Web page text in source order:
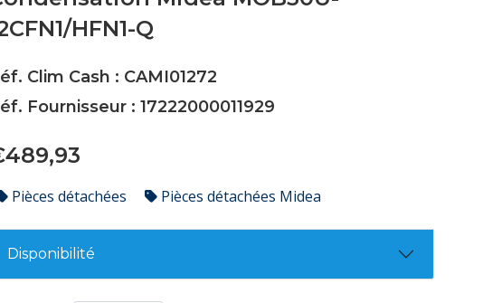
HFN1-Q
Clim Cash : CAMI01272
Fournisseur : 17222000011929
Pièces détachées Pièces détachées Midea
Disponibilité